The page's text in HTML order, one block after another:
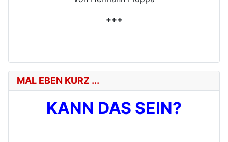
+++
MAL EBEN KURZ ...
KANN DAS SEIN?